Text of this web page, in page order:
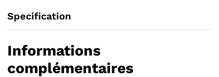
Specification
Informations
complémentaires